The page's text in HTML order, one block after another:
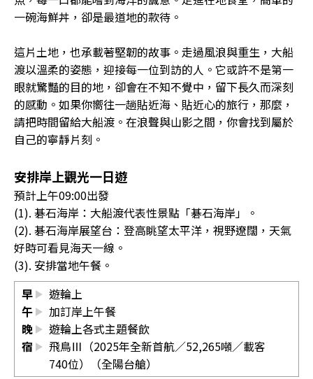
一碗海鮮丼，卻是最道地的款待。
這片土地，也承載著堅韌的故事。走過風浪與重生，大船
渡以溫柔的姿態，迎接每一位到訪的人。它或許不是第一
眼就驚豔的目的地，卻會在不知不覺中，留下長久而深刻
的感動。如果你嚮往一趟貼近海、貼近心的旅行，那麼，
請把時間留給大船渡。在浪聲與山影之間，你會找到屬於
自己的寧靜片刻。
安排岸上觀光一日遊
預計上午09:00出發
(1). 碁石海岸：大船渡代表性景點「碁石海岸」。
(2). 碁石海岸展望台：登高眺望太平洋，視野遼闊，天氣
好時可看見海天一線。
(3). 安排當地午餐。
早
遊輪上
午
加訂岸上午餐
晚
遊輪上各式主題餐飲
宿
飛鳥Ⅲ（2025年全新首航／52,265噸／載客
740位）（全陽台艙）